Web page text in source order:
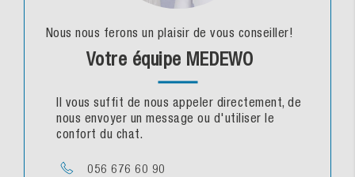
Nous nous ferons un plaisir de vous conseiller!
Votre équipe MEDEWO
Il vous suffit de nous appeler directement, de
nous envoyer un message ou d'utiliser le
confort du chat.
056 676 60 90